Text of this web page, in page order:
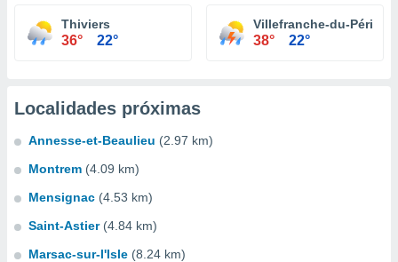
Thiviers
36° 22°
Villefranche-du-
38° 22°
Localidades próximas
Annesse-et-Beaulieu (2.97 km)
Montrem (4.09 km)
Mensignac (4.53 km)
Saint-Astier (4.84 km)
Marsac-sur-l'Isle (8.24 km)